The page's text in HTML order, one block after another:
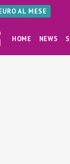
AL MESE
HOME NEWS